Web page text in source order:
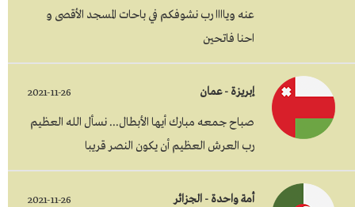
عنه وياااا رب نشوفكم في باحات المسجد الأقصى و
احنا فاتحين
إبريزة - عمان 2021-11-26
صباح جمعه مبارك أيها الأبطال... نسأل الله العظيم
رب العرش العظيم أن يكون النصر قريبا
أمة واحدة - الجزائر 2021-11-26